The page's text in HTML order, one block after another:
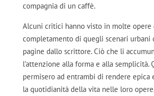
compagnia di un caffè.
Alcuni critici hanno visto in molte opere
completamento di quegli scenari urbani
pagine dallo scrittore. Ciò che li
l’attenzione alla forma e alla semplicità.
permisero ad entrambi di rendere epica
la quotidianità della vita nelle loro